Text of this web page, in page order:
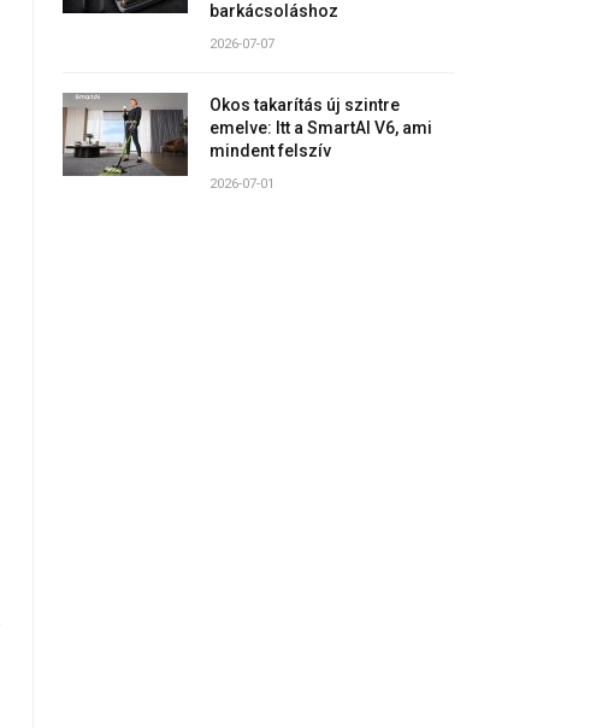
barkácsoláshoz
2026-07-07
Okos takarítás új szintre
emelve: Itt a SmartAI V6, ami
mindent felszív
2026-07-01